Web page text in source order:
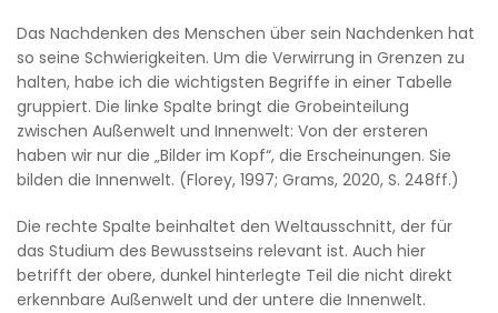
Das Nachdenken des Menschen über sein Nachdenken hat
so seine Schwierigkeiten. Um die Verwirrung in Grenzen zu
halten, habe ich die wichtigsten Begriffe in einer Tabelle
gruppiert. Die linke Spalte bringt die Grobeinteilung
zwischen Außenwelt und Innenwelt: Von der ersteren
haben wir nur die „Bilder im Kopf“, die Erscheinungen. Sie
bilden die Innenwelt. (Florey, 1997; Grams, 2020, S. 248ff.)
Die rechte Spalte beinhaltet den Weltausschnitt, der für
das Studium des Bewusstseins relevant ist. Auch hier
betrifft der obere, dunkel hinterlegte Teil die nicht direkt
erkennbare Außenwelt und der untere die Innenwelt.